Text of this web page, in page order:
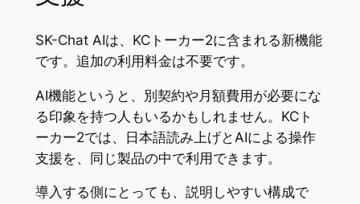
SK-Chat AIは、KCトーカー2に含まれる新機能
です。追加の利用料金は不要です。
AI機能というと、別契約や月額費用が必要にな
る印象を持つ人もいるかもしれません。KCト
ーカー2では、日本語読み上げとAIによる操作
支援を、同じ製品の中で利用できます。
導入する側にとっても、説明しやすい構成で